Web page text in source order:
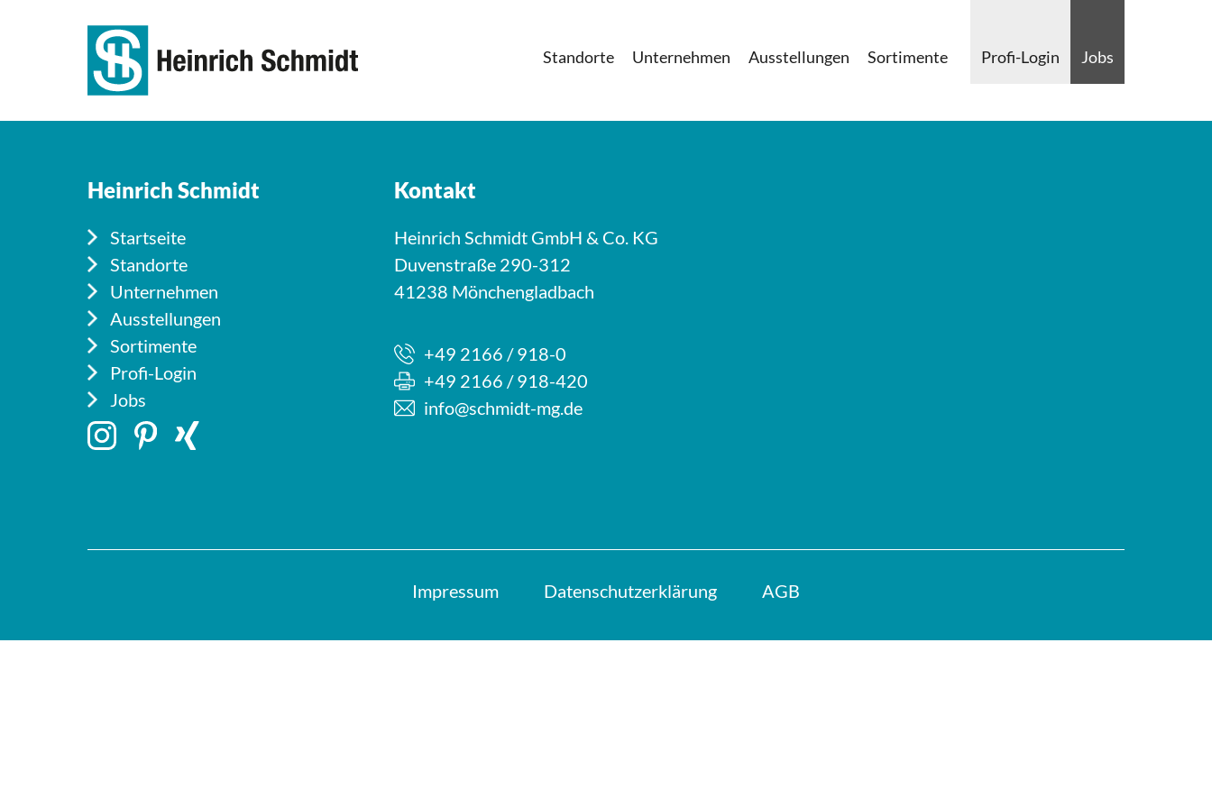
Standorte Unternehmen Ausstellungen Sortimente Profi-Login Jobs
Heinrich Schmidt
Startseite
Standorte
Unternehmen
Ausstellungen
Sortimente
Profi-Login
Jobs
Kontakt
Heinrich Schmidt GmbH & Co. KG
Duvenstraße 290-312
41238 Mönchengladbach
+49 2166 / 918-0
+49 2166 / 918-420
info@schmidt-mg.de
Impressum Datenschutzerklärung AGB